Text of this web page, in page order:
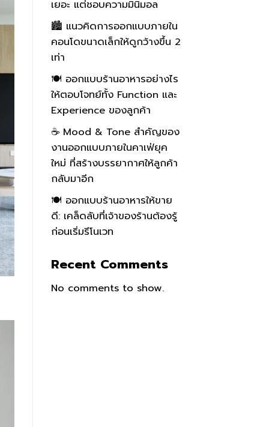
เยอะ แต่ชอบความมินิมอล
🏙️ แนวคิดการออกแบบภายใน
คอนโดขนาดเล็กให้ดูกว้างขึ้น 2
เท่า
🍽️ ออกแบบร้านอาหารอย่างไร
ให้ตอบโจทย์ทั้ง Function และ
Experience ของลูกค้า
☕ Mood & Tone สำคัญของ
งานออกแบบภายในคาเฟ่ยุค
ใหม่ ที่สร้างบรรยากาศให้ลูกค้า
กลับมาอีก
🍽️ ออกแบบร้านอาหารให้ขาย
ดี: เคล็ดลับที่เจ้าของร้านต้องรู้
ก่อนเริ่มรีโนเวท
Recent Comments
No comments to show.